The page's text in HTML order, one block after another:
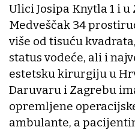
Ulici Josipa Knytla 1 i
Medveščak 34
više od tisuću
status vodeće, ali i
estetsku kirurgiju u
Daruvaru i Zagrebu
opremljene
ambulante, a